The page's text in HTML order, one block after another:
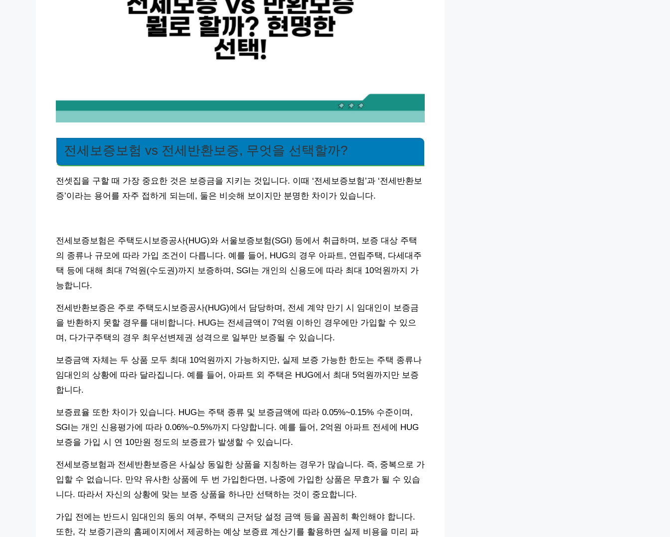
전세보증보험 vs 전세반환보증, 무엇을 선택할까?
전셋집을 구할 때 가장 중요한 것은 보증금을 지키는 것입니다. 이때 ‘전세보증보험’과 ‘전세반환보
증’이라는 용어를 자주 접하게 되는데, 둘은 비슷해 보이지만 분명한 차이가 있습니다.
전세보증보험은 주택도시보증공사(HUG)와 서울보증보험(SGI) 등에서 취급하며, 보증 대상 주택
의 종류나 규모에 따라 가입 조건이 다릅니다. 예를 들어, HUG의 경우 아파트, 연립주택, 다세대주
택 등에 대해 최대 7억원(수도권)까지 보증하며, SGI는 개인의 신용도에 따라 최대 10억원까지 가
능합니다.
전세반환보증은 주로 주택도시보증공사(HUG)에서 담당하며, 전세 계약 만기 시 임대인이 보증금
을 반환하지 못할 경우를 대비합니다. HUG는 전세금액이 7억원 이하인 경우에만 가입할 수 있으
며, 다가구주택의 경우 최우선변제권 성격으로 일부만 보증될 수 있습니다.
보증금액 자체는 두 상품 모두 최대 10억원까지 가능하지만, 실제 보증 가능한 한도는 주택 종류나
임대인의 상황에 따라 달라집니다. 예를 들어, 아파트 외 주택은 HUG에서 최대 5억원까지만 보증
합니다.
보증료율 또한 차이가 있습니다. HUG는 주택 종류 및 보증금액에 따라 0.05%~0.15% 수준이며,
SGI는 개인 신용평가에 따라 0.06%~0.5%까지 다양합니다. 예를 들어, 2억원 아파트 전세에 HUG
보증을 가입 시 연 10만원 정도의 보증료가 발생할 수 있습니다.
전세보증보험과 전세반환보증은 사실상 동일한 상품을 지칭하는 경우가 많습니다. 즉, 중복으로 가
입할 수 없습니다. 만약 유사한 상품에 두 번 가입한다면, 나중에 가입한 상품은 무효가 될 수 있습
니다. 따라서 자신의 상황에 맞는 보증 상품을 하나만 선택하는 것이 중요합니다.
가입 전에는 반드시 임대인의 동의 여부, 주택의 근저당 설정 금액 등을 꼼꼼히 확인해야 합니다.
또한, 각 보증기관의 홈페이지에서 제공하는 예상 보증료 계산기를 활용하면 실제 비용을 미리 파